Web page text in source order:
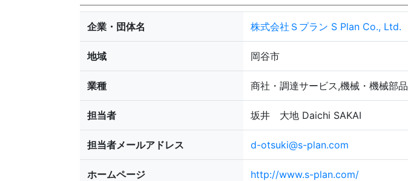
企業・団体名 株式会社Ｓプラン S Plan Co., Ltd.
地域 岡谷市
業種 商社・調達サービス,機械・機械部品
担当者 坂井 大地 Daichi SAKAI
担当者メールアドレス d-otsuki@s-plan.com
ホームページ http://www.s-plan.com/